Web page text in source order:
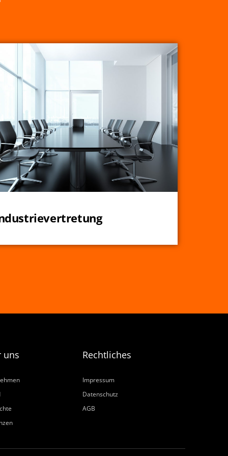
uns Rechtliches
Impressum
Datenschutz
AGB